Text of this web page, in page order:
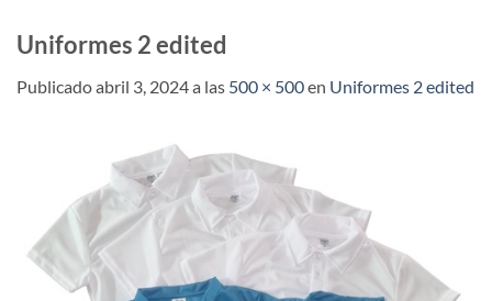
Uniformes 2 edited
Publicadoabril 3, 2024a las 500 × 500en Uniformes 2 edited